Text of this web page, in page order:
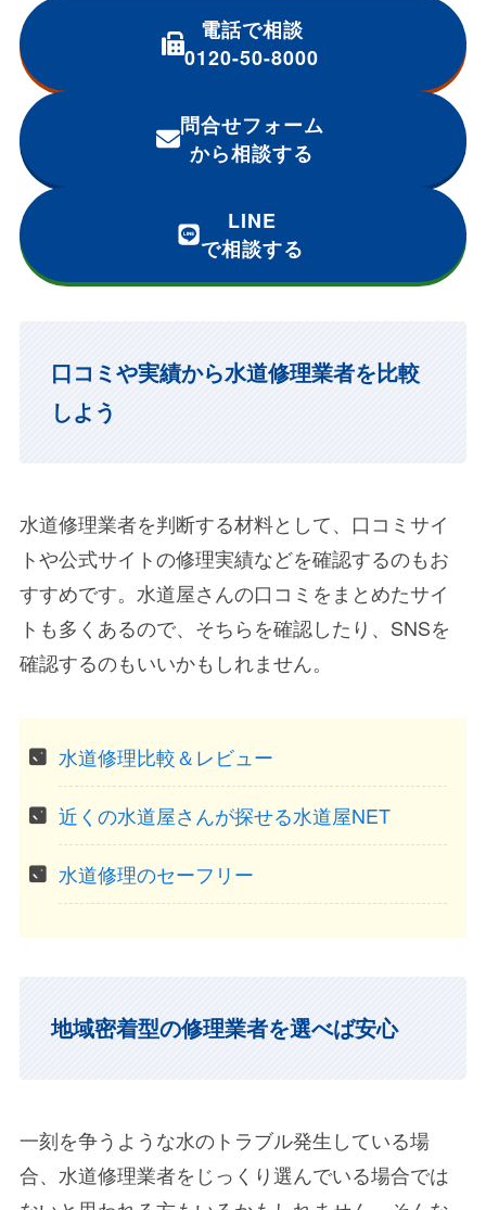
電話で相談
0120-50-8000
問合せフォーム
から相談する
LINE
で相談する
口コミや実績から水道修理業者を比較
しよう
水道修理業者を判断する材料として、口コミサイ
トや公式サイトの修理実績などを確認するのもお
すすめです。水道屋さんの口コミをまとめたサイ
トも多くあるので、そちらを確認したり、SNSを
確認するのもいいかもしれません。
水道修理比較＆レビュー
近くの水道屋さんが探せる水道屋NET
水道修理のセーフリー
地域密着型の修理業者を選べば安心
一刻を争うような水のトラブル発生している場
合、水道修理業者をじっくり選んでいる場合では